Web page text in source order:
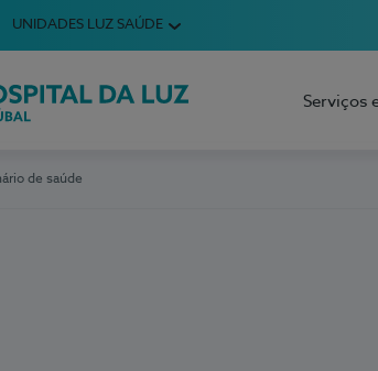
idioma
Language
UNIDADES LUZ SAÚDE
Luz Setúbal
Serviços
de saúde